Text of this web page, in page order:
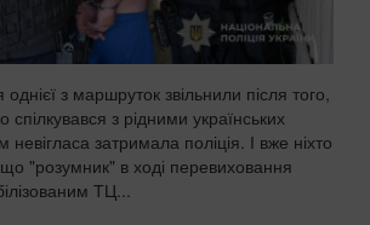
однієї з маршруток звільнили після того,
спілкувався з рідними українських
невігласа затримала поліція. І вже ніхто
"розумник" в ході перевиховання
ТЦ...